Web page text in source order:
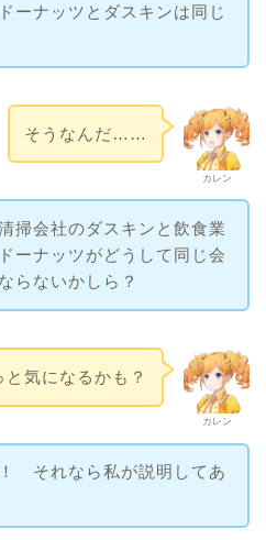
ーナッツとダスキンは同じ
カレン
そうなんだ……
掃会社のダスキンと飲食業
ーナッツがどうして同じ会
らないかしら？
カレン
気になるかも？
それなら私が説明してあ